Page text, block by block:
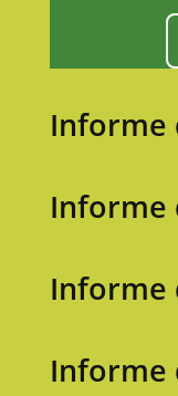
Informe
Informe
Informe
Informe